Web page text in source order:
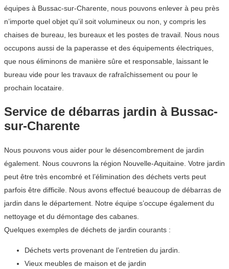
équipes à Bussac-sur-Charente, nous pouvons enlever à peu près
n’importe quel objet qu’il soit volumineux ou non, y compris les
chaises de bureau, les bureaux et les postes de travail. Nous nous
occupons aussi de la paperasse et des équipements électriques,
que nous éliminons de manière sûre et responsable, laissant le
bureau vide pour les travaux de rafraîchissement ou pour le
prochain locataire.
Service de débarras jardin à Bussac-
sur-Charente
Nous pouvons vous aider pour le désencombrement de jardin
également. Nous couvrons la région Nouvelle-Aquitaine. Votre jardin
peut être très encombré et l’élimination des déchets verts peut
parfois être difficile. Nous avons effectué beaucoup de débarras de
jardin dans le département. Notre équipe s’occupe également du
nettoyage et du démontage des cabanes.
Quelques exemples de déchets de jardin courants :
Déchets verts provenant de l’entretien du jardin.
Vieux meubles de maison et de jardin